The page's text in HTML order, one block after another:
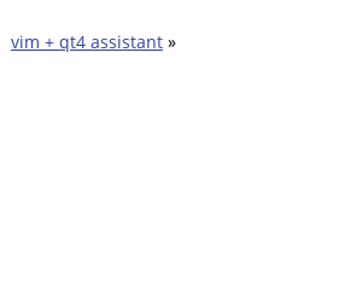
vim + qt4 assistant »